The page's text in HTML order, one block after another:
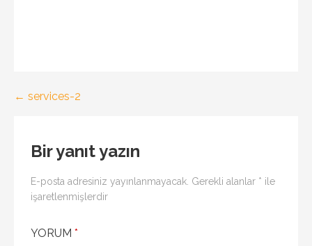
Yazı← services-2
Bir yanıt yazın
E-posta adresiniz yayınlanmayacak. Gerekli alanlar * ile
işaretlenmişlerdir
YORUM *